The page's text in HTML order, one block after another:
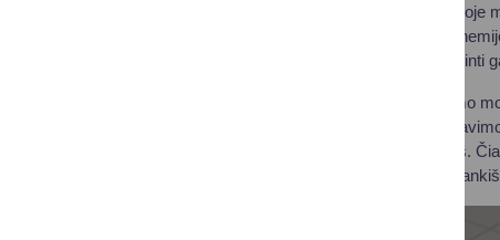
Inžinerijos
Biologijos, fizikos,
analizuoti ir
Druskininkų Atgimimo
inžinerijos,
programuoja robotus.
kūrybiškumą,